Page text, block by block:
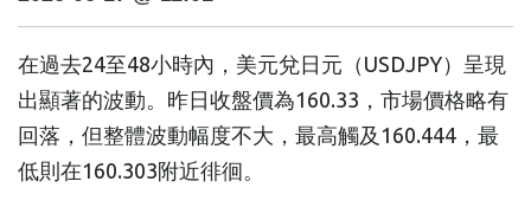
在過去24至48小時內，美元兌日元（USDJPY）呈現
出顯著的波動。昨日收盤價為160.33，市場價格略有
回落，但整體波動幅度不大，最高觸及160.444，最
低則在160.303附近徘徊。